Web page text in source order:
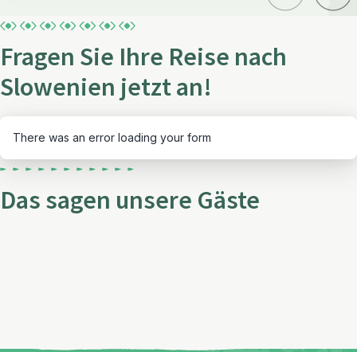
Fragen Sie Ihre Reise nach
Slowenien jetzt an!
There was an error loading your form
Das sagen unsere Gäste